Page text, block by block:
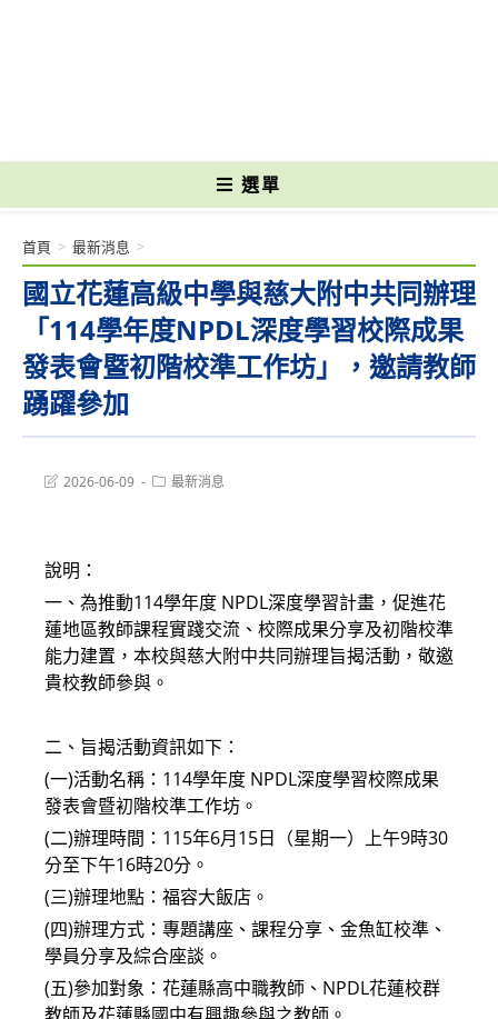
選單
國立花蓮高級中學與慈大附中共同辦理
「114學年度NPDL深度學習校際成果
發表會暨初階校準工作坊」，邀請教師
踴躍參加
首頁 > 最新消息 >
Post2026-06-09
Post最新消息
說明：
一、為推動114學年度 NPDL深度學習計畫，促進花
蓮地區教師課程實踐交流、校際成果分享及初階校準
能力建置，本校與慈大附中共同辦理旨揭活動，敬邀
貴校教師參與。
二、旨揭活動資訊如下：
(一)活動名稱：114學年度 NPDL深度學習校際成果
發表會暨初階校準工作坊。
(二)辦理時間：115年6月15日（星期一）上午9時30
分至下午16時20分。
(三)辦理地點：福容大飯店。
(四)辦理方式：專題講座、課程分享、金魚缸校準、
學員分享及綜合座談。
(五)參加對象：花蓮縣高中職教師、NPDL花蓮校群
教師及花蓮縣國中有興趣參與之教師。